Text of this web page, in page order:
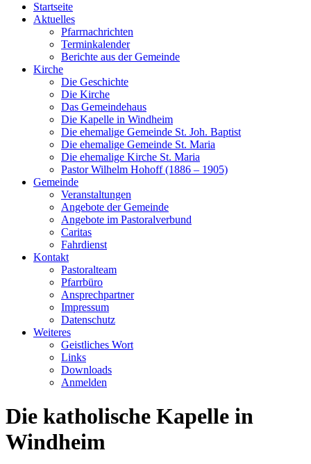
Startseite
Aktuelles
Pfarrnachrichten
Terminkalender
Berichte aus der Gemeinde
Kirche
Die Geschichte
Die Kirche
Das Gemeindehaus
Die Kapelle in Windheim
Die ehemalige Gemeinde St. Joh. Baptist
Die ehemalige Gemeinde St. Maria
Die ehemalige Kirche St. Maria
Pastor Wilhelm Hohoff (1886 – 1905)
Gemeinde
Veranstaltungen
Angebote der Gemeinde
Angebote im Pastoralverbund
Caritas
Fahrdienst
Kontakt
Pastoralteam
Pfarrbüro
Ansprechpartner
Impressum
Datenschutz
Weiteres
Geistliches Wort
Links
Downloads
Anmelden
Die katholische Kapelle in
Windheim